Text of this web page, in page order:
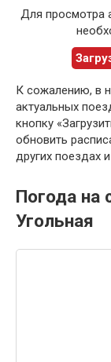
Для просмотра
К сожалению, в
актуальных
кнопку
обновить
других поездах
Погода на
Угольная